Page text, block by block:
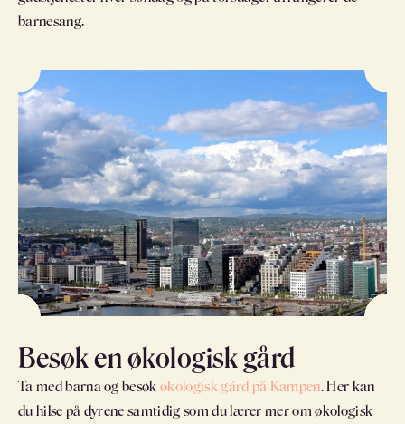
barnesang.
Besøk en økologisk gård
Ta med barna og besøkøkologisk gård på Kampen. Her kan
du hilse på dyrene samtidig som du lærer mer om økologisk